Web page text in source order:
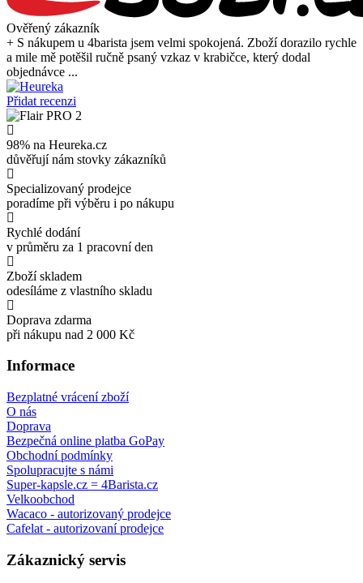
Ověřený zákazník
+ S nákupem u 4barista jsem velmi spokojená. Zboží dorazilo rychle
a mile mě potěšil ručně psaný vzkaz v krabičce, který dodal
objednávce ...
Přidat recenzi
98% na Heureka.cz
důvěřují nám stovky zákazníků
Specializovaný prodejce
poradíme při výběru i po nákupu
Rychlé dodání
v průměru za 1 pracovní den
Zboží skladem
odesíláme z vlastního skladu
Doprava zdarma
při nákupu nad 2 000 Kč
Informace
Bezplatné vrácení zboží
O nás
Doprava
Bezpečná online platba GoPay
Obchodní podmínky
Spolupracujte s námi
Super-kapsle.cz = 4Barista.cz
Velkoobchod
Wacaco - autorizovaný prodejce
Cafelat - autorizovaní prodejce
Zákaznický servis